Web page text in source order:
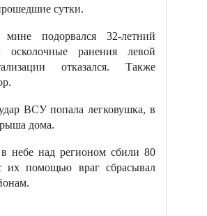
сутки.
подорвался 32-летний
ранения левой
отказался. Также
ВСУ попала легковушка, в
дома.
небе над регионом сбили 80
помощью враг сбрасывал